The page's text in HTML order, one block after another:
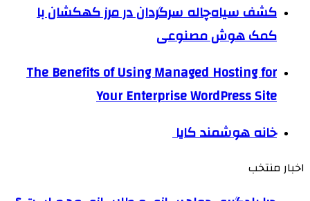
کشف سیاه‌چاله سرگردان در مرز کهکشان با
کمک هوش مصنوعی
The Benefits of Using Managed Hosting for
Your Enterprise WordPress Site
خانه هوشمند کایا
اخبار منتخب